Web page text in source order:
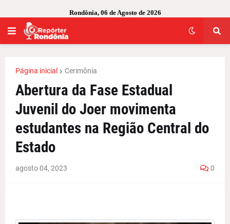
Rondônia, 06 de Agosto de 2026
Página inicial Cerimônia
Abertura da Fase Estadual
Juvenil do Joer movimenta
estudantes na Região Central do
Estado
agosto 04, 2023 0